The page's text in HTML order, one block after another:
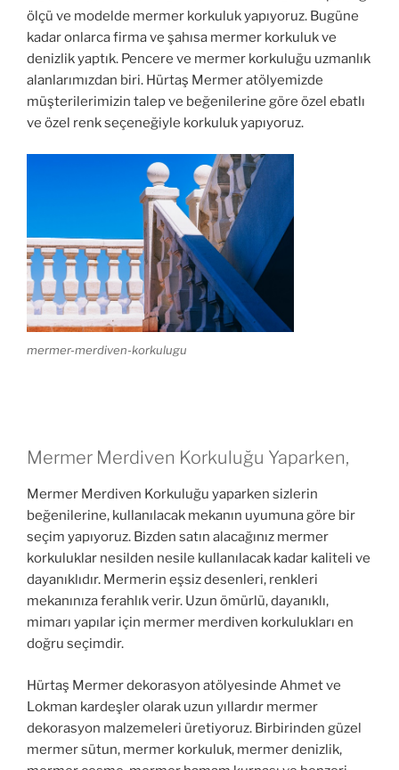
ölçü ve modelde mermer korkuluk yapıyoruz. Bugüne
kadar onlarca firma ve şahısa mermer korkuluk ve
denizlik yaptık. Pencere ve mermer korkuluğu uzmanlık
alanlarımızdan biri. Hürtaş Mermer atölyemizde
müşterilerimizin talep ve beğenilerine göre özel ebatlı
ve özel renk seçeneğiyle korkuluk yapıyoruz.
mermer-merdiven-korkulugu
Mermer Merdiven Korkuluğu Yaparken,
Mermer Merdiven Korkuluğu yaparken sizlerin
beğenilerine, kullanılacak mekanın uyumuna göre bir
seçim yapıyoruz. Bizden satın alacağınız mermer
korkuluklar nesilden nesile kullanılacak kadar kaliteli ve
dayanıklıdır. Mermerin eşsiz desenleri, renkleri
mekanınıza ferahlık verir. Uzun ömürlü, dayanıklı,
mimarı yapılar için mermer merdiven korkulukları en
doğru seçimdir.
Hürtaş Mermer dekorasyon atölyesinde Ahmet ve
Lokman kardeşler olarak uzun yıllardır mermer
dekorasyon malzemeleri üretiyoruz. Birbirinden güzel
mermer sütun, mermer korkuluk, mermer denizlik,